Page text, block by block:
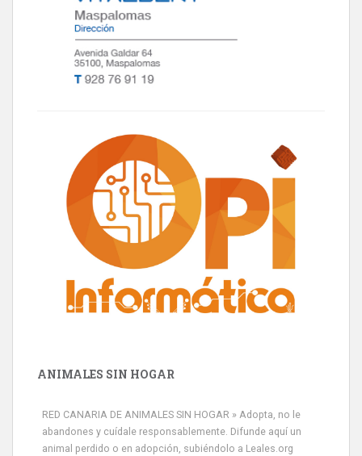
ANIMALES SIN HOGAR
RED CANARIA DE ANIMALES SIN HOGAR » Adopta, no le
abandones y cuídale responsablemente. Difunde aquí un
animal perdido o en adopción, subiéndolo a Leales.org